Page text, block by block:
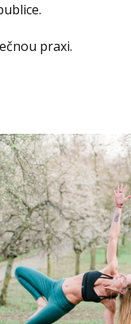
praxi.